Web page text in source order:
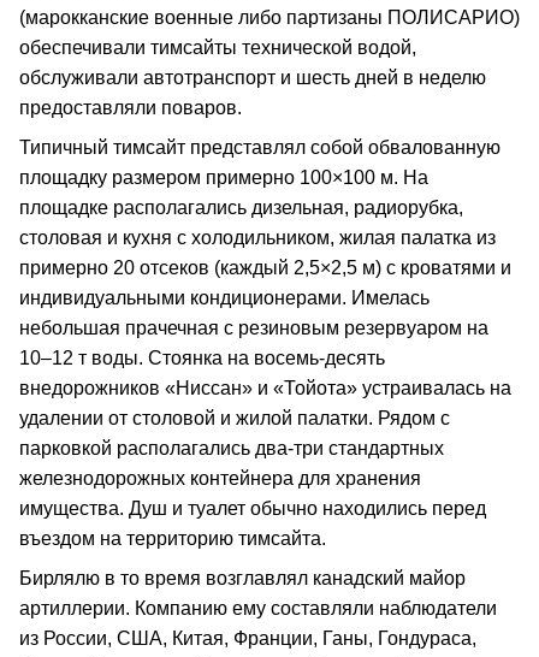
(марокканские военные либо партизаны ПОЛИСАРИО)
обеспечивали тимсайты технической водой,
обслуживали автотранспорт и шесть дней в неделю
предоставляли поваров.
Типичный тимсайт представлял собой обвалованную
площадку размером примерно 100×100 м. На
площадке располагались дизельная, радиорубка,
столовая и кухня с холодильником, жилая палатка из
примерно 20 отсеков (каждый 2,5×2,5 м) с кроватями и
индивидуальными кондиционерами. Имелась
небольшая прачечная с резиновым резервуаром на
10–12 т воды. Стоянка на восемь-десять
внедорожников «Ниссан» и «Тойота» устраивалась на
удалении от столовой и жилой палатки. Рядом с
парковкой располагались два-три стандартных
железнодорожных контейнера для хранения
имущества. Душ и туалет обычно находились перед
въездом на территорию тимсайта.
Бирлялю в то время возглавлял канадский майор
артиллерии. Компанию ему составляли наблюдатели
из России, США, Китая, Франции, Ганы, Гондураса,